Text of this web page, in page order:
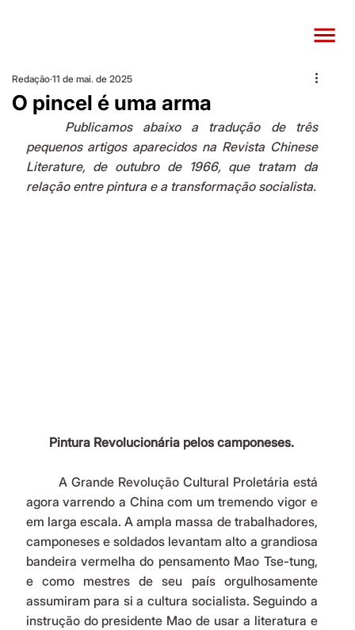
O pincel é uma arma
Redação 11 de mai. de 2025
pequenos artigos aparecidos na Revista Chinese
Literature, de outubro de 1966, que tratam da
relação entre pintura e a transformação socialista.
Pintura Revolucionária pelos camponeses.
agora varrendo a China com um tremendo vigor e
em larga escala. A ampla massa de trabalhadores,
camponeses e soldados levantam alto a grandiosa
bandeira vermelha do pensamento Mao Tse-tung,
e como mestres de seu país orgulhosamente
assumiram para si a cultura socialista. Seguindo a
instrução do presidente Mao de usar a literatura e